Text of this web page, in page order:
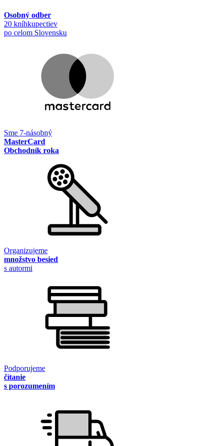
Osobný odber
20 kníhkupectiev
po celom Slovensku
Sme 7-násobný
MasterCard
Obchodník roka
Organizujeme
množstvo besied
s autormi
Podporujeme
čítanie
s porozumením